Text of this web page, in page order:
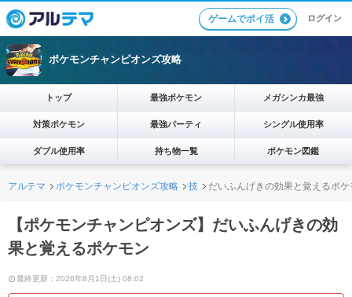
ゲームでポイ活 ログイン
ポケモンチャンピオンズ攻略
トップ 最強ポケモン メガシンカ最強
対策ポケモン 最強パーティ シングル使用率
ダブル使用率 持ち物一覧 ポケモン図鑑
アルテマ ポケモンチャンピオンズ攻略 技 だいふんげきの効果と覚えるポケ
【ポケモンチャンピオンズ】だいふんげきの効
果と覚えるポケモン
最終更新：2026年8月1日(土) 08:02